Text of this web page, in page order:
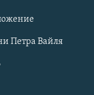
Петра Вайля